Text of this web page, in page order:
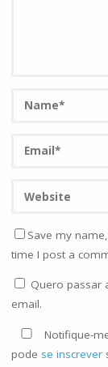
Save my
time I post a
Quero passar
email.
Notifique-
pode se inscrever